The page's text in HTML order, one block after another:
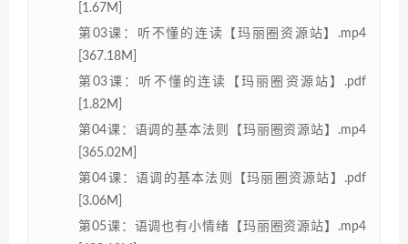
[1.67M]
第03课：听不懂的连读【玛丽圈资源站】.mp4
[367.18M]
第03课：听不懂的连读【玛丽圈资源站】.pdf
[1.82M]
第04课：语调的基本法则【玛丽圈资源站】.mp4
[365.02M]
第04课：语调的基本法则【玛丽圈资源站】.pdf
[3.06M]
第05课：语调也有小情绪【玛丽圈资源站】.mp4